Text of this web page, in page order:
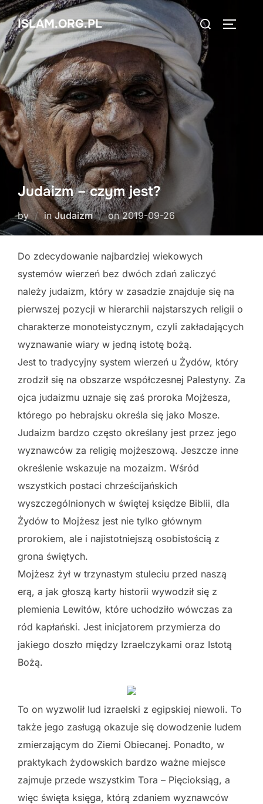
Skip
to
content
ISLAM.ORG.PL
Search
for:
Judaizm – czym jest?
by inJudaizm onPosted
2019-09-26
Do zdecydowanie najbardziej wiekowych
systemów wierzeń bez dwóch zdań zaliczyć
należy judaizm, który w zasadzie znajduje się na
pierwszej pozycji w hierarchii najstarszych religii o
charakterze monoteistycznym, czyli zakładających
wyznawanie wiary w jedną istotę bożą.
Jest to tradycyjny system wierzeń u Żydów, który
zrodził się na obszarze współczesnej Palestyny. Za
ojca judaizmu uznaje się zaś proroka Mojżesza,
którego po hebrajsku określa się jako Mosze.
Judaizm bardzo często określany jest przez jego
wyznawców za religię mojżeszową. Jeszcze inne
określenie wskazuje na mozaizm. Wśród
wszystkich postaci chrześcijańskich
wyszczególnionych w świętej księdze Biblii, dla
Żydów to Mojżesz jest nie tylko głównym
prorokiem, ale i najistotniejszą osobistością z
grona świętych.
Mojżesz żył w trzynastym stuleciu przed naszą
erą, a jak głoszą karty historii wywodził się z
plemienia Lewitów, które uchodziło wówczas za
ród kapłański. Jest inicjatorem przymierza do
jakiego doszło między Izraelczykami oraz Istotą
Bożą.
To on wyzwolił lud izraelski z egipskiej niewoli. To
także jego zasługą okazuje się dowodzenie ludem
zmierzającym do Ziemi Obiecanej. Ponadto, w
praktykach żydowskich bardzo ważne miejsce
zajmuje przede wszystkim Tora – Pięcioksiąg, a
więc święta księga, którą zdaniem wyznawców